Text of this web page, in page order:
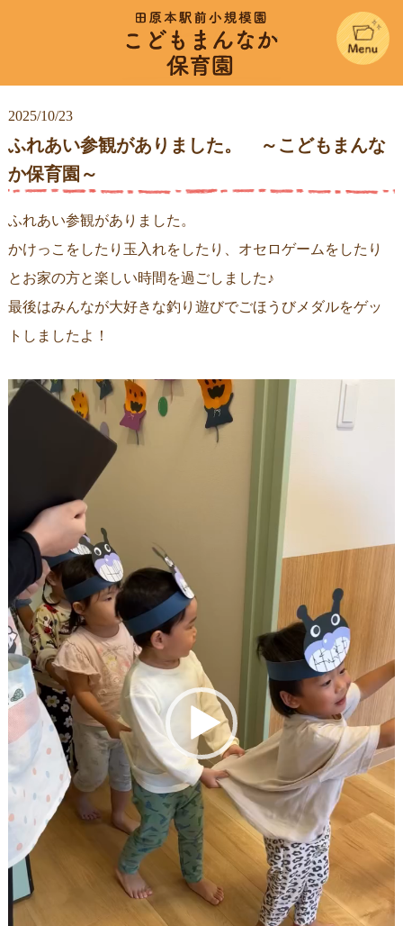
こどもまん
2025/10/23
ふれあい参観がありました。 ～こどもまんな
か保育園～
ふれあい参観がありました。
かけっこをしたり玉入れをしたり、オセロゲームをしたり
とお家の方と楽しい時間を過ごしました♪
最後はみんなが大好きな釣り遊びでごほうびメダルをゲッ
トしましたよ！
動